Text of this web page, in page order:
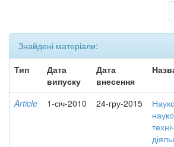
Знайдені матеріали:
Тип
Дата
випуску
Дата
внесення
Article 1-січ-2010 24-гру-2015